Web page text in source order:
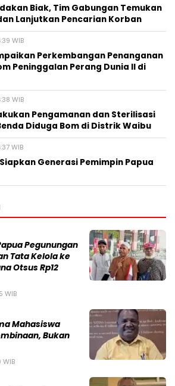
Biak, Tim Gabungan Temukan
Lanjutkan Pencarian Korban
WIB
Perkembangan Penanganan
Peninggalan Perang Dunia II di
WIB
Pengamanan dan Sterilisasi
Diduga Bom di Distrik Waibu
WIB
Generasi Pemimpin Papua
Pegunungan
Tata Kelola ke
Otsus Rp12
WIB
Mahasiswa
Bukan
WIB